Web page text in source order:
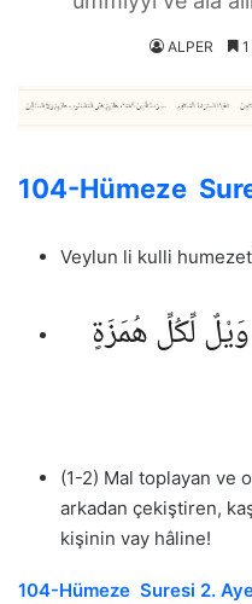
ALPER 1
104-Hümeze
Veylun li kulli
لِّكُلِّ هُمَزَةٍ
(1-2) Mal toplayan ve
arkadan çekiştiren,
kişinin vay hâline!
104-Hümeze Suresi 2.